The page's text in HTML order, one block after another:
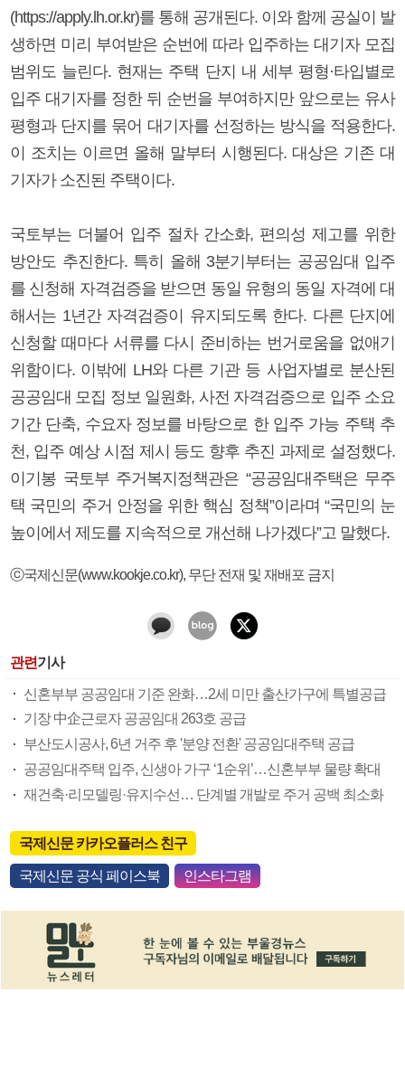
(https://apply.lh.or.kr)를 통해 공개된다. 이와 함께 공실이 발
생하면 미리 부여받은 순번에 따라 입주하는 대기자 모집
범위도 늘린다. 현재는 주택 단지 내 세부 평형·타입별로
입주 대기자를 정한 뒤 순번을 부여하지만 앞으로는 유사
평형과 단지를 묶어 대기자를 선정하는 방식을 적용한다.
이 조치는 이르면 올해 말부터 시행된다. 대상은 기존 대
기자가 소진된 주택이다.
국토부는 더불어 입주 절차 간소화, 편의성 제고를 위한
방안도 추진한다. 특히 올해 3분기부터는 공공임대 입주
를 신청해 자격검증을 받으면 동일 유형의 동일 자격에 대
해서는 1년간 자격검증이 유지되도록 한다. 다른 단지에
신청할 때마다 서류를 다시 준비하는 번거로움을 없애기
위함이다. 이밖에 LH와 다른 기관 등 사업자별로 분산된
공공임대 모집 정보 일원화, 사전 자격검증으로 입주 소요
기간 단축, 수요자 정보를 바탕으로 한 입주 가능 주택 추
천, 입주 예상 시점 제시 등도 향후 추진 과제로 설정했다.
이기봉 국토부 주거복지정책관은 “공공임대주택은 무주
택 국민의 주거 안정을 위한 핵심 정책”이라며 “국민의 눈
높이에서 제도를 지속적으로 개선해 나가겠다”고 말했다.
ⓒ국제신문(www.kookje.co.kr), 무단 전재 및 재배포 금지
관련기사
신혼부부 공공임대 기준 완화…2세 미만 출산가구에 특별공급
기장 中企근로자 공공임대 263호 공급
부산도시공사, 6년 거주 후 '분양 전환' 공공임대주택 공급
공공임대주택 입주, 신생아 가구 ‘1순위’…신혼부부 물량 확대
재건축·리모델링·유지수선… 단계별 개발로 주거 공백 최소화
국제신문 카카오플러스 친구
국제신문 공식 페이스북 인스타그램